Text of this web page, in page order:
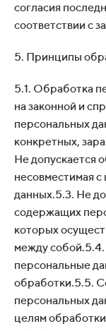
согласия
соответствии с
5. Принципы
5.1. Обработка
на законной и
персональных
конкретных,
Не допускается
несовместимая
данных.5.3. Не
содержащих
которых
между
персональные
обработки.5.5.
персональных
целям